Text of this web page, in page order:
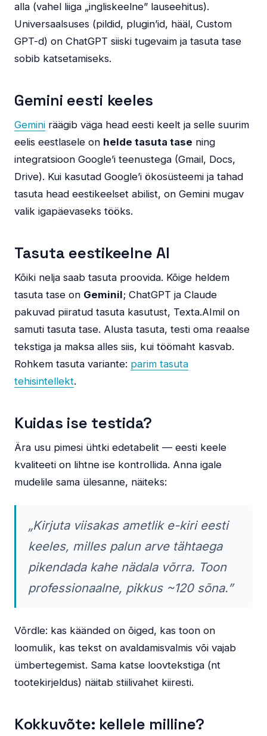
alla (vahel liiga „ingliskeelne” lauseehitus).
Universaalsuses (pildid, plugin’id, hääl, Custom
GPT-d) on ChatGPT siiski tugevaim ja tasuta tase
sobib katsetamiseks.
Gemini eesti keeles
Gemini räägib väga head eesti keelt ja selle suurim
eelis eestlasele on helde tasuta tase ning
integratsioon Google’i teenustega (Gmail, Docs,
Drive). Kui kasutad Google’i ökosüsteemi ja tahad
tasuta head eestikeelset abilist, on Gemini mugav
valik igapäevaseks tööks.
Tasuta eestikeelne AI
Kõiki nelja saab tasuta proovida. Kõige heldem
tasuta tase on Geminil; ChatGPT ja Claude
pakuvad piiratud tasuta kasutust, Texta.AImil on
samuti tasuta tase. Alusta tasuta, testi oma reaalse
tekstiga ja maksa alles siis, kui töömaht kasvab.
Rohkem tasuta variante: parim tasuta
tehisintellekt.
Kuidas ise testida?
Ära usu pimesi ühtki edetabelit — eesti keele
kvaliteeti on lihtne ise kontrollida. Anna igale
mudelile sama ülesanne, näiteks:
„Kirjuta viisakas ametlik e-kiri eesti
keeles, milles palun arve tähtaega
pikendada kahe nädala võrra. Toon
professionaalne, pikkus ~120 sõna.”
Võrdle: kas käänded on õiged, kas toon on
loomulik, kas tekst on avaldamisvalmis või vajab
ümbertegemist. Sama katse loovtekstiga (nt
tootekirjeldus) näitab stiilivahet kiiresti.
Kokkuvõte: kellele milline?